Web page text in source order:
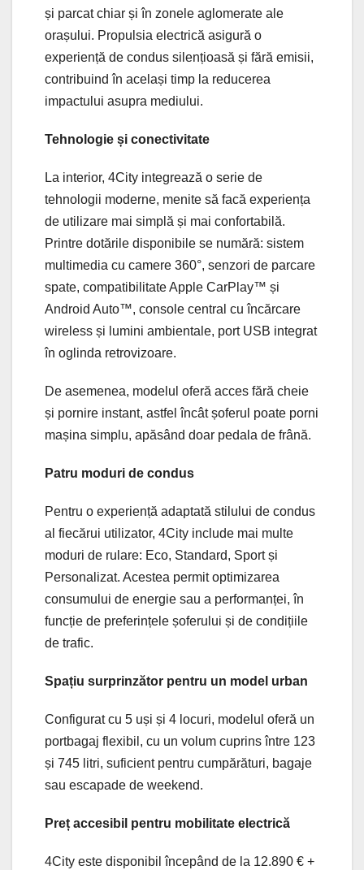
și parcat chiar și în zonele aglomerate ale
orașului. Propulsia electrică asigură o
experiență de condus silențioasă și fără emisii,
contribuind în același timp la reducerea
impactului asupra mediului.
Tehnologie și conectivitate
La interior, 4City integrează o serie de
tehnologii moderne, menite să facă experiența
de utilizare mai simplă și mai confortabilă.
Printre dotările disponibile se numără: sistem
multimedia cu camere 360°, senzori de parcare
spate, compatibilitate Apple CarPlay™ și
Android Auto™, console central cu încărcare
wireless și lumini ambientale, port USB integrat
în oglinda retrovizoare.
De asemenea, modelul oferă acces fără cheie
și pornire instant, astfel încât șoferul poate porni
mașina simplu, apăsând doar pedala de frână.
Patru moduri de condus
Pentru o experiență adaptată stilului de condus
al fiecărui utilizator, 4City include mai multe
moduri de rulare: Eco, Standard, Sport și
Personalizat. Acestea permit optimizarea
consumului de energie sau a performanței, în
funcție de preferințele șoferului și de condițiile
de trafic.
Spațiu surprinzător pentru un model urban
Configurat cu 5 uși și 4 locuri, modelul oferă un
portbagaj flexibil, cu un volum cuprins între 123
și 745 litri, suficient pentru cumpărături, bagaje
sau escapade de weekend.
Preț accesibil pentru mobilitate electrică
4City este disponibil începând de la 12.890 € +